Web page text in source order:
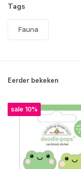
Tags
Fauna
Eerder bekeken
sale 10%